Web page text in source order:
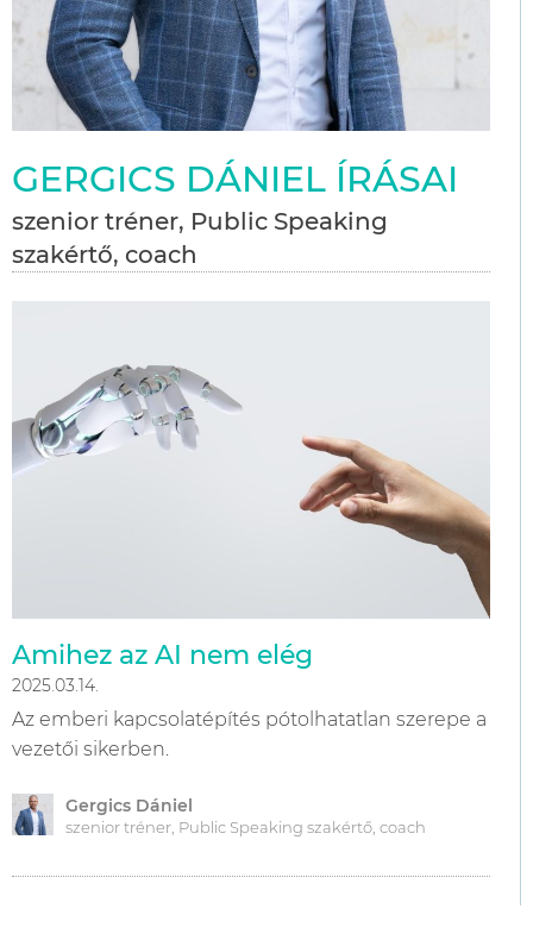
GERGICS DÁNIEL ÍRÁSAI
szenior tréner, Public Speaking
szakértő, coach
Amihez az AI nem elég
2025.03.14.
Az emberi kapcsolatépítés pótolhatatlan szerepe a
vezetői sikerben.
Gergics Dániel
szenior tréner, Public Speaking szakértő, coach